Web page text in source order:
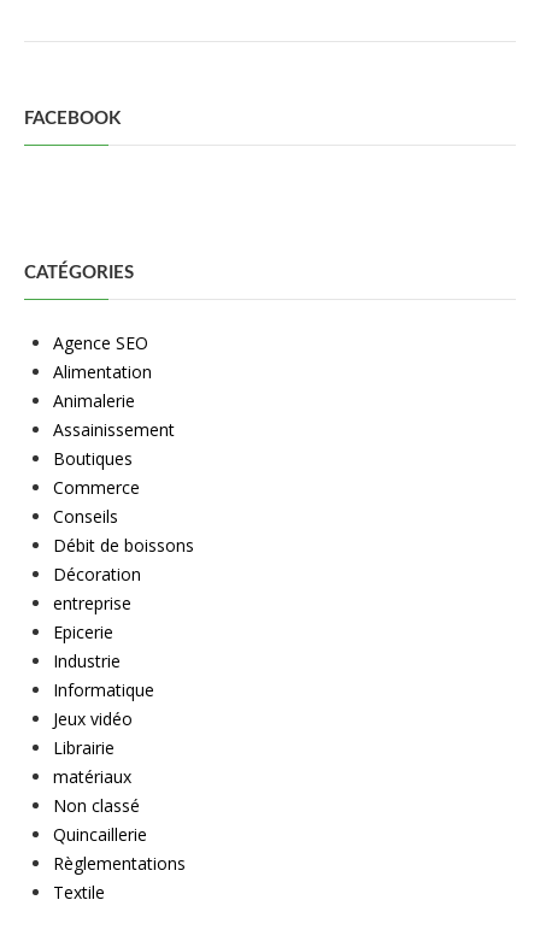
FACEBOOK
CATÉGORIES
Agence SEO
Alimentation
Animalerie
Assainissement
Boutiques
Commerce
Conseils
Débit de boissons
Décoration
entreprise
Epicerie
Industrie
Informatique
Jeux vidéo
Librairie
matériaux
Non classé
Quincaillerie
Règlementations
Textile